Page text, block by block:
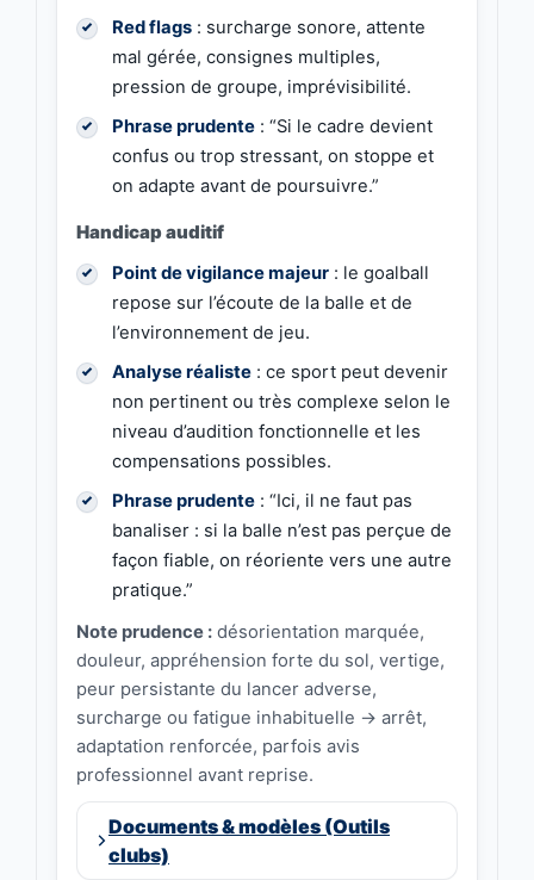
Red flags : surcharge sonore, attente
mal gérée, consignes multiples,
pression de groupe, imprévisibilité.
Phrase prudente : “Si le cadre devient
confus ou trop stressant, on stoppe et
on adapte avant de poursuivre.”
Handicap auditif
Point de vigilance majeur : le goalball
repose sur l’écoute de la balle et de
l’environnement de jeu.
Analyse réaliste : ce sport peut devenir
non pertinent ou très complexe selon le
niveau d’audition fonctionnelle et les
compensations possibles.
Phrase prudente : “Ici, il ne faut pas
banaliser : si la balle n’est pas perçue de
façon fiable, on réoriente vers une autre
pratique.”
Note prudence : désorientation marquée,
douleur, appréhension forte du sol, vertige,
peur persistante du lancer adverse,
surcharge ou fatigue inhabituelle → arrêt,
adaptation renforcée, parfois avis
professionnel avant reprise.
Documents & modèles (Outils
clubs)